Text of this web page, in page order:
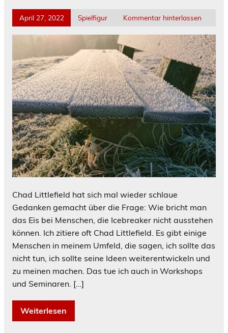
April 27, 2022 Spielfigur Kommentar hinterlassen
Chad Littlefield hat sich mal wieder schlaue
Gedanken gemacht über die Frage: Wie bricht man
das Eis bei Menschen, die Icebreaker nicht ausstehen
können. Ich zitiere oft Chad Littlefield. Es gibt einige
Menschen in meinem Umfeld, die sagen, ich sollte das
nicht tun, ich sollte seine Ideen weiterentwickeln und
zu meinen machen. Das tue ich auch in Workshops
und Seminaren. […]
Weiterlesen